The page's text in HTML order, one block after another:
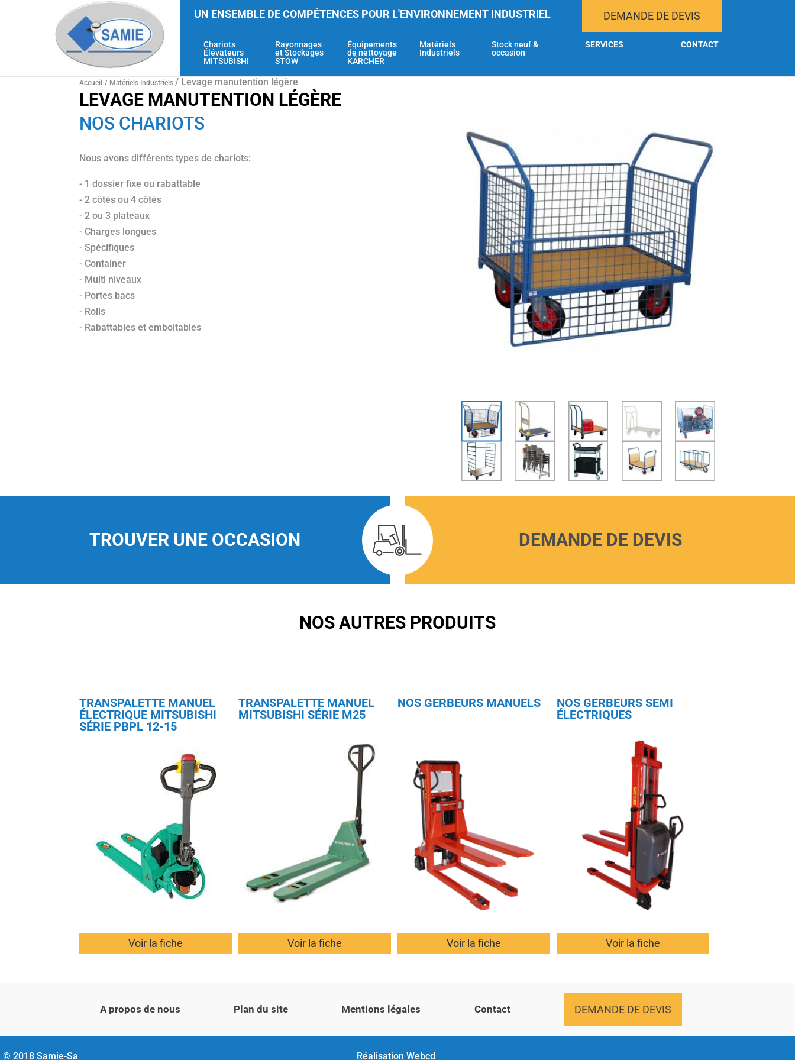
SERVICES
DEMANDE DE DEVIS
CONTACT
UN ENSEMBLE DE COMPÉTENCES POUR L'ENVIRONNEMENT INDUSTRIEL
Chariots
Élévateurs
MITSUBISHI
Rayonnages
et Stockages
STOW
Équipements
de nettoyage
KÄRCHER
Matériels
Industriels
Stock neuf &
occasion
Accueil / Matériels Industriels/ Levage manutention légère
LEVAGE MANUTENTION LÉGÈRE
NOS CHARIOTS
Nous avons différents types de chariots:
- 1 dossier fixe ou rabattable
- 2 côtés ou 4 côtés
- 2 ou 3 plateaux
- Charges longues
- Spécifiques
- Container
- Multi niveaux
- Portes bacs
- Rolls
- Rabattables et emboitables
TROUVER UNE OCCASION DEMANDE DE DEVIS
NOS AUTRES PRODUITS
TRANSPALETTE MANUEL
ÉLECTRIQUE MITSUBISHI
SÉRIE PBPL 12-15
Voir la fiche
TRANSPALETTE MANUEL
MITSUBISHI SÉRIE M25
Voir la fiche
NOS GERBEURS MANUELS
Voir la fiche
NOS GERBEURS SEMI
ÉLECTRIQUES
Voir la fiche
A propos de nous Plan du site Mentions légales Contact DEMANDE DE DEVIS
© 2018 Samie-Sa Réalisation Webcd